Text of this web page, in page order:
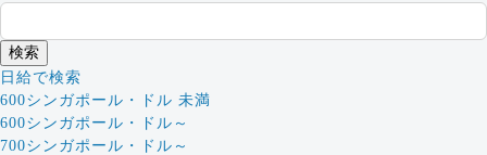
日給で検索
600シンガポール・ドル 未満
600シンガポール・ドル～
700シンガポール・ドル～